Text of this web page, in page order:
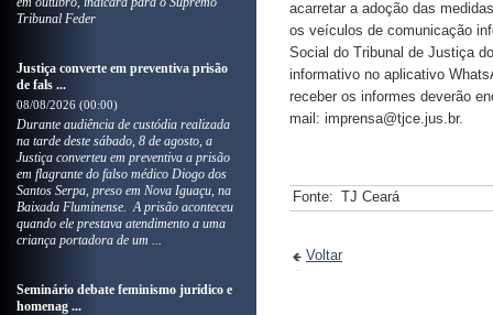
Tribunal Feder
Justiça converte em preventiva prisão
de fals ...
08/08/2026 (00:00)
Durante audiência de custódia realizada
na tarde deste sábado, 8 de agosto, a
Justiça converteu em preventiva a prisão
em flagrante do falso médico Diogo dos
Santos Serpa, preso em Nova Iguaçu, na
Baixada Fluminense. A prisão aconteceu
quando ele prestava atendimento a uma
criança portadora de um ...
Seminário debate feminismo jurídico e
homenag ...
acarretar a adoção das
os veículos de comunicação
Social do Tribunal de Justiça
informativo no aplicativo
receber os informes deverão
mail: imprensa@tjce.jus.br.
Fonte: TJ Ceará
Voltar